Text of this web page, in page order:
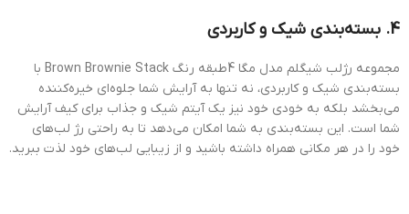
4. بسته‌بندی شیک و کاربردی
مجموعه رژلب شیگلم مدل مگا 4طبقه رنگ Brown Brownie Stack با
بسته‌بندی شیک و کاربردی، نه تنها به آرایش شما جلوه‌ای خیره‌کننده
می‌بخشد بلکه به خودی خود نیز یک آیتم شیک و جذاب برای کیف آرایش
شما است. این بسته‌بندی به شما امکان می‌دهد تا به راحتی رژ لب‌های
خود را در هر مکانی همراه داشته باشید و از زیبایی لب‌های خود لذت ببرید.